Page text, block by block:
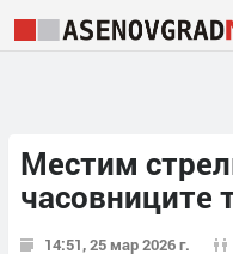
Местим
часовниците
14:51, 25 мар 2026 г.